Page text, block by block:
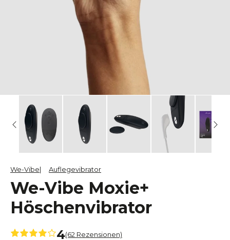
We-Vibe Auflegevibrator
We-Vibe Moxie+
Höschenvibrator
4(62 Rezensionen)